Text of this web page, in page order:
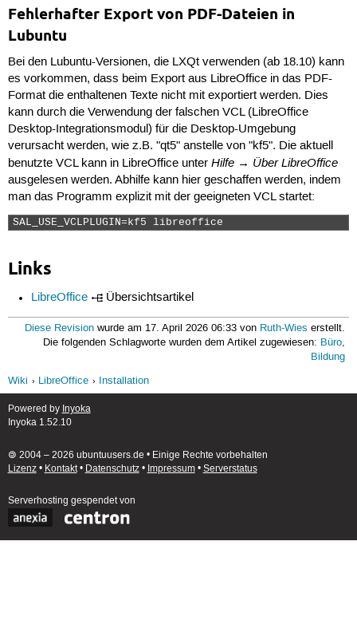
Fehlerhafter Export von PDF-Dateien in
Lubuntu
Bei den Lubuntu-Versionen, die LXQt verwenden (ab 18.10) kann
es vorkommen, dass beim Export aus LibreOffice in das PDF-
Format die enthaltenen Texte nicht mit exportiert werden. Dies
kann durch die Verwendung der falschen VCL (LibreOffice
Desktop-Integrationsmodul) für die Desktop-Umgebung
verursacht werden, wie z.B. "qt5" anstelle von "kf5". Die aktuell
benutzte VCL kann in LibreOffice unter Hilfe → Über LibreOffice
ausgelesen werden. Abhilfe kann hier geschaffen werden, indem
man das Programm explizit mit der geeigneten VCL startet:
SAL_USE_VCLPLUGIN=kf5 libreoffice
Links
LibreOffice Übersichtsartikel
Diese Revision wurde am 17. April 2026 06:33 von Ruth-Wies erstellt.
Die folgenden Schlagworte wurden dem Artikel zugewiesen: Büro,
Bildung
Wiki
LibreOffice Installation
Powered by Inyoka
Inyoka 1.52.10
🄯 2004 – 2026 ubuntuusers.de • Einige Rechte vorbehalten
Lizenz• Kontakt• Datenschutz• Impressum• Serverstatus
Serverhosting gespendet von